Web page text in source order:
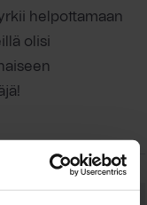
helpottamaan
olisi